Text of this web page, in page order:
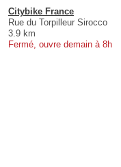
Citybike France
Rue du Torpilleur Sirocco
3.9 km
Fermé, ouvre demain à 8h